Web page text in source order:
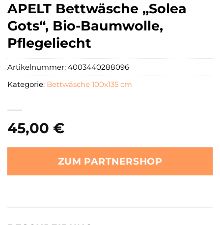
APELT Bettwäsche „Solea
Gots“, Bio-Baumwolle,
Pflegeliecht
45,00 €
ZUM PARTNERSHOP
Artikelnummer: 4003440288096
Kategorie: Bettwäsche 100x135 cm